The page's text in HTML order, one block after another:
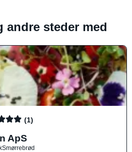
andre steder med
(1)
ApS
Smørrebrød